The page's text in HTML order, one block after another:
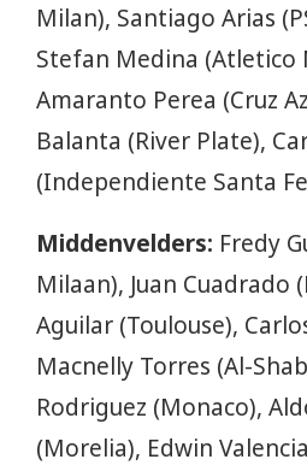
Milan), Santiago Arias
Stefan Medina (Atletico
Amaranto Perea (Cruz
Balanta (River Plate),
(Independiente Santa
Middenvelders: Fredy
Milaan), Juan Cuadrado
Aguilar (Toulouse),
Macnelly Torres (Al-
Rodriguez (Monaco),
(Morelia), Edwin